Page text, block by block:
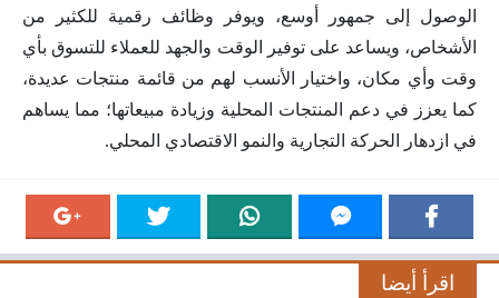
الوصول إلى جمهور أوسع، ويوفر وظائف رقمية للكثير من
الأشخاص، ويساعد على توفير الوقت والجهد للعملاء للتسوق بأي
وقت وأي مكان، واختيار الأنسب لهم من قائمة منتجات عديدة،
كما يعزز في دعم المنتجات المحلية وزيادة مبيعاتها؛ مما يساهم
في ازدهار الحركة التجارية والنمو الاقتصادي المحلي.
اقرأ أيضا